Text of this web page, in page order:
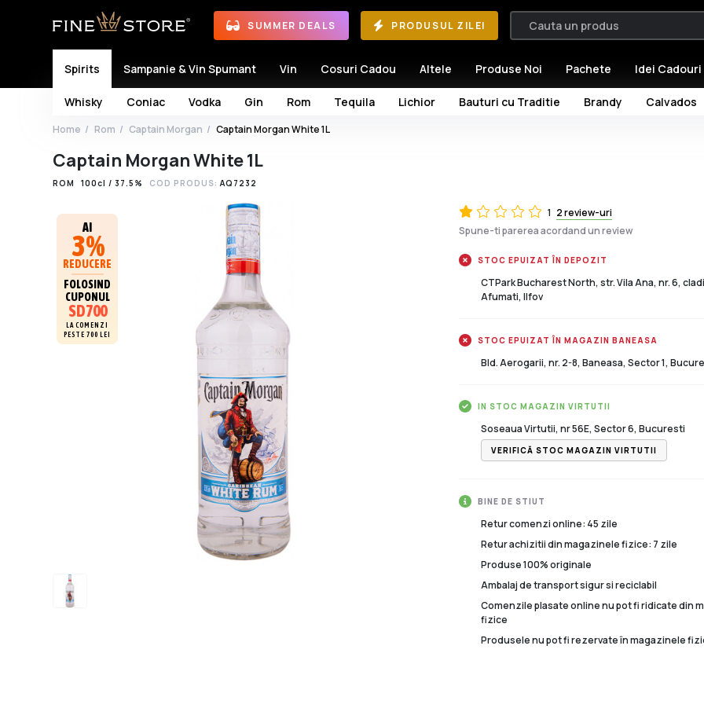
SUMMER DEALS PRODUSUL ZILEI
Spirits
Whisky Coniac Vodka Gin Rom Tequila Lichior Bauturi cu Traditie Brandy Calvados
Sampanie & Vin Spumant Vin Cosuri Cadou Altele Produse Noi Pachete Idei Cadouri
Home Rom Captain Morgan Captain Morgan White 1L
Captain Morgan White 1L
ROM 100cl / 37.5% COD PRODUS: AQ7232
AI
3%
REDUCERE
FOLOSIND
CUPONUL
SD700
LA COMENZI
PESTE 700 LEI
1 2 review-uri
Spune-ti parerea acordand un review
STOC EPUIZAT ÎN DEPOZIT
CTPark Bucharest North, str. Vila Ana, nr. 6,
Afumati, Ilfov
STOC EPUIZAT ÎN MAGAZIN BANEASA
Bld. Aerogarii, nr. 2-8, Baneasa, Sector 1,
IN STOC MAGAZIN VIRTUTII
Soseaua Virtutii, nr 56E, Sector 6, Bucuresti
VERIFICĂ STOC MAGAZIN VIRTUTII
BINE DE STIUT
Retur comenzi online: 45 zile
Retur achizitii din magazinele fizice: 7 zile
Produse 100% originale
Ambalaj de transport sigur si reciclabil
Comenzile plasate online nu pot fi ridicate din
fizice
Produsele nu pot fi rezervate în magazinele